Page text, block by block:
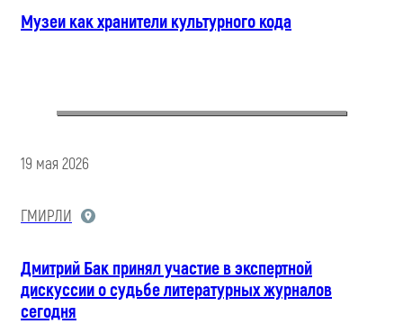
Музеи как хранители культурного кода
19 мая 2026
ГМИРЛИ
Дмитрий Бак принял участие в экспертной
дискуссии о судьбе литературных журналов
сегодня